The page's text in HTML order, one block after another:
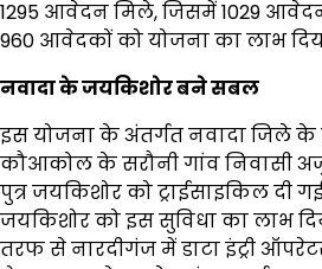
1295 आवेदन मिले, जिसमें 1029
960 आवेदकों को योजना का लाभ
नवादा के जयकिशोर बने सबल
इस योजना के अंतर्गत नवादा जिले
कौआकोल के सरौनी गांव निवासी
पुत्र जयकिशोर को ट्राईसाइकिल दी
जयकिशोर को इस सुविधा का लाभ
तरफ से नारदीगंज में डाटा इंट्री